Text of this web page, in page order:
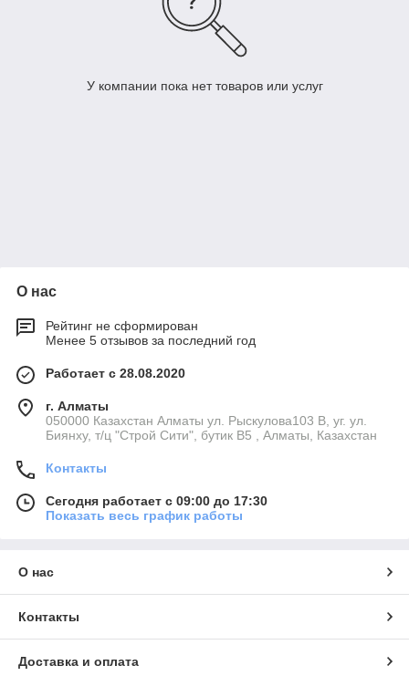
У компании пока нет товаров или услуг
О нас
Рейтинг не сформирован
Менее 5 отзывов за последний год
Работает с 28.08.2020
г. Алматы
050000 Казахстан Алматы ул. Рыскулова103 В, уг. ул.
Биянху, т/ц "Строй Сити", бутик В5 , Алматы, Казахстан
Контакты
Сегодня работает с 09:00 до 17:30
Показать весь график работы
О нас
Контакты
Доставка и оплата